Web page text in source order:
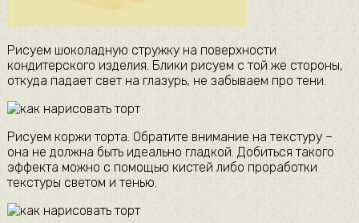
Рисуем шоколадную стружку на поверхности
кондитерского изделия. Блики рисуем с той же стороны,
откуда падает свет на глазурь, не забываем про тени.
Рисуем коржи торта. Обратите внимание на текстуру –
она не должна быть идеально гладкой. Добиться такого
эффекта можно с помощью кистей либо проработки
текстуры светом и тенью.